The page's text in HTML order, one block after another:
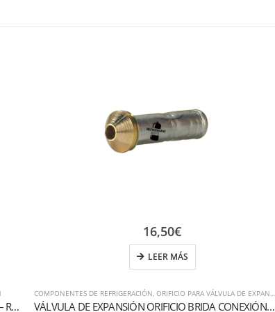
Válvula de expansión termostática serie TE2 R449A – R448A
COMPONENTES DE REFRIGERACIÓN ORIFICIO PARA VÁLVULA DE EXPANSIÓN
VÁLVULA DE EXPANSIÓN ORIFICIO BRIDA CONEXIÓN 00
16,50€
LEER MÁS